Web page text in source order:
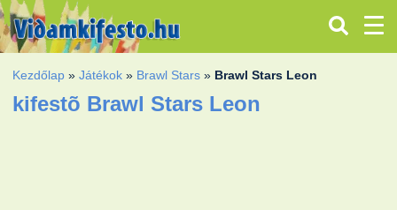
Kezdőlap »Játékok » Brawl Stars » Brawl Stars Leon
kifestõ Brawl Stars Leon